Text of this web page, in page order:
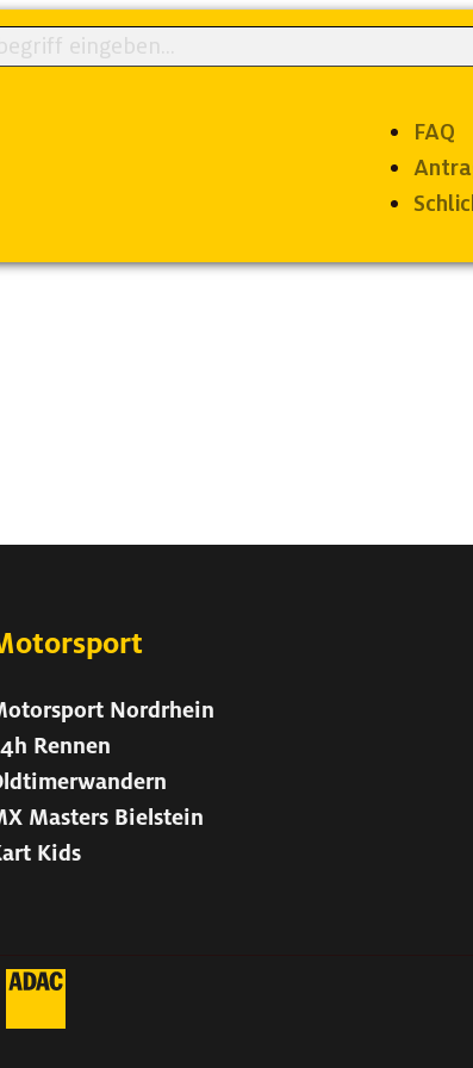
FAQ
Nordrhein
Rennen
Masters Bielstein
Kids